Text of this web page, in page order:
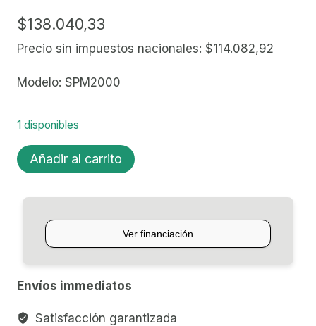
$138.040,33
Precio sin impuestos nacionales: $114.082,92
Modelo: SPM2000
1 disponibles
SHOCK
MOUNT
cantidad
Añadir al carrito
Envíos immediatos
Satisfacción garantizada